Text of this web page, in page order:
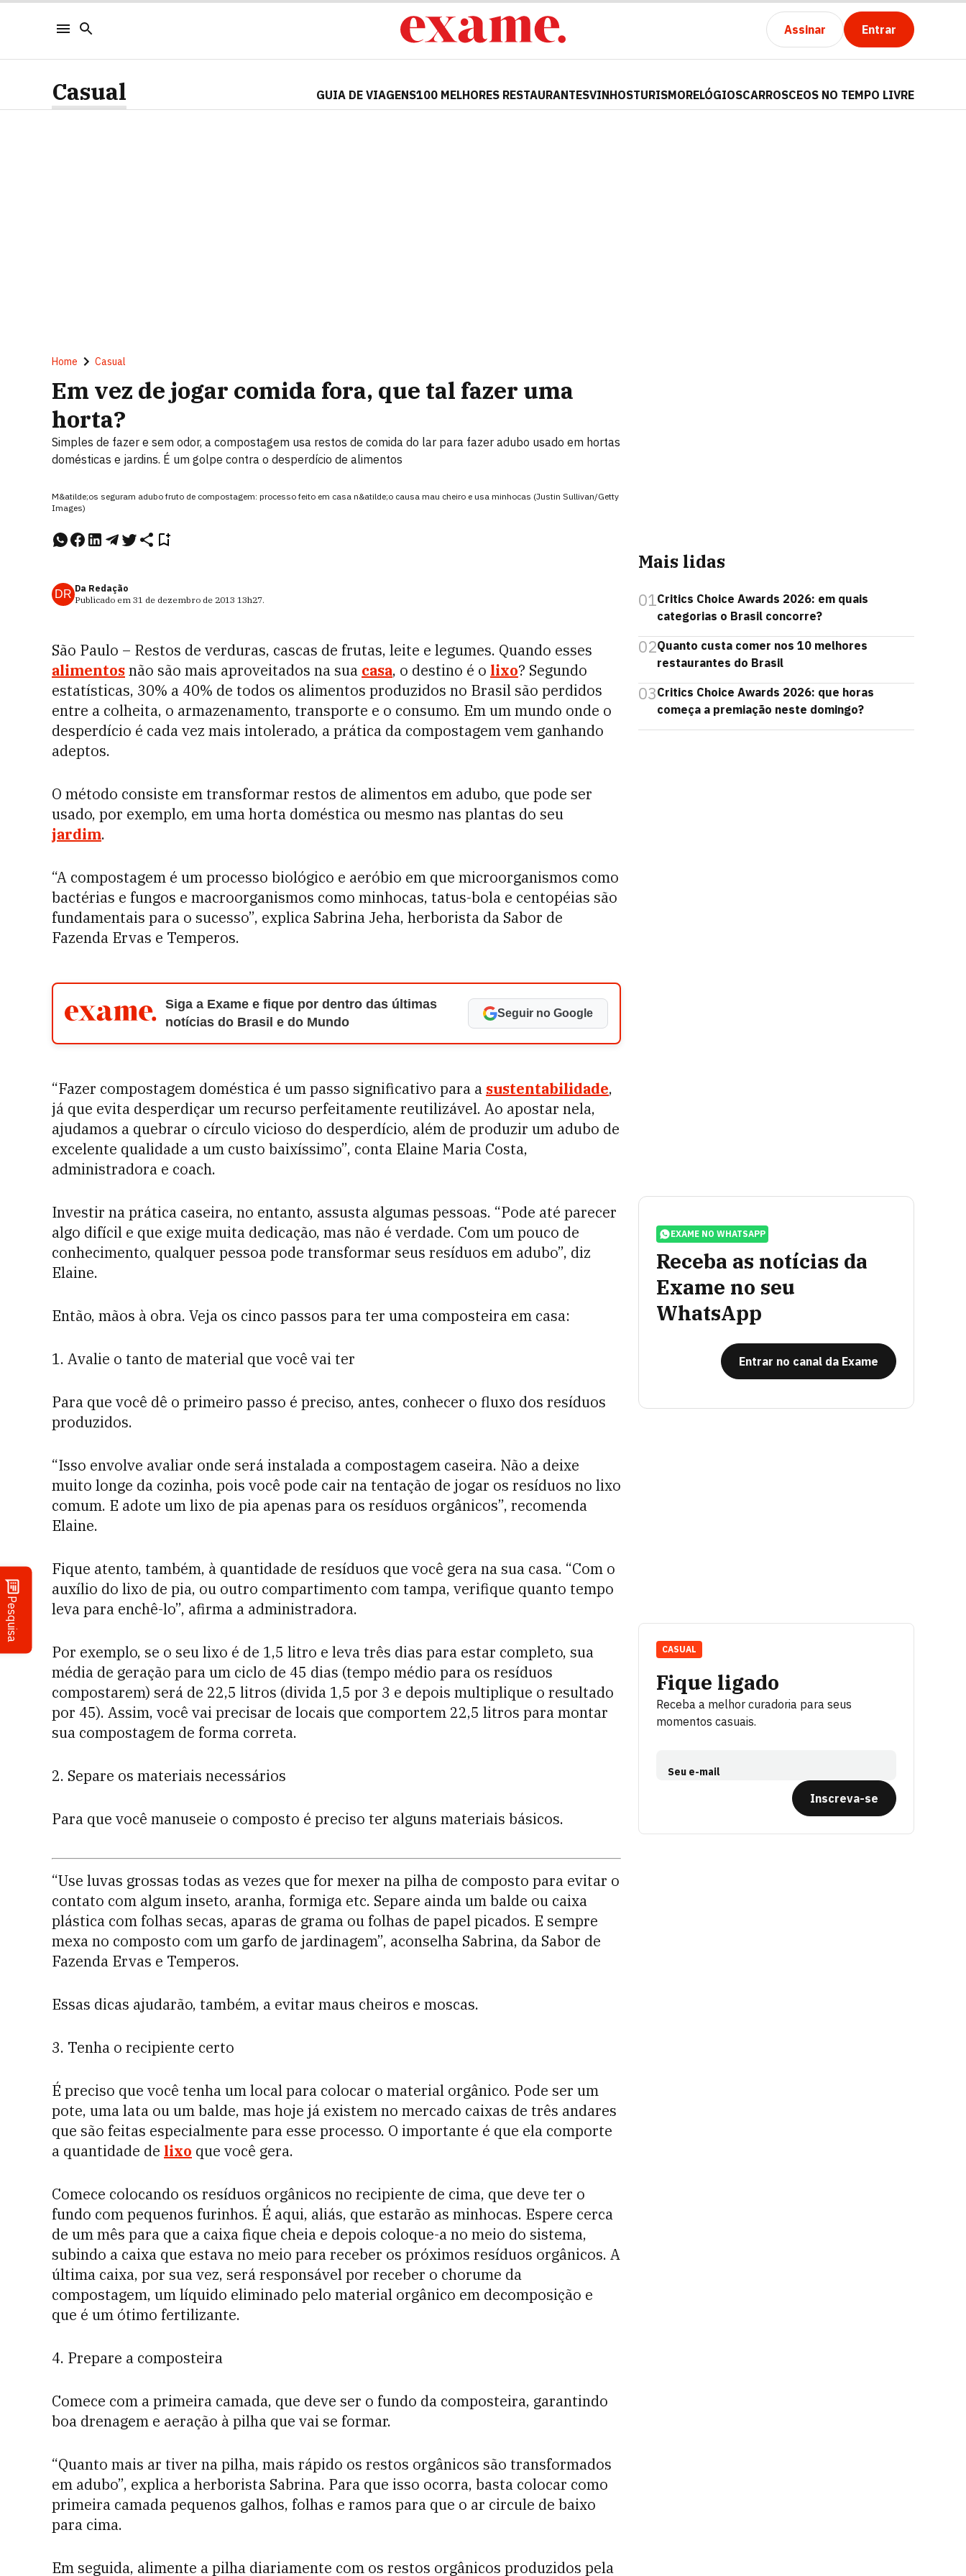
Assinar Entrar
Pesquisa
Casual GUIA DE VIAGENS100 MELHORES RESTAURANTESVINHOSTURISMORELÓGIOSCARROSCEOS NO TEMPO LIVRE
Home Casual
Em vez de jogar comida fora, que tal fazer uma
horta?
Simples de fazer e sem odor, a compostagem usa restos de comida do lar para fazer adubo usado em hortas
domésticas e jardins. É um golpe contra o desperdício de alimentos
M&atilde;os seguram adubo fruto de compostagem: processo feito em casa n&atilde;o causa mau cheiro e usa minhocas (Justin Sullivan/Getty
Images)
DR Da Redação
Publicado em 31 de dezembro de 2013 13h27.
São Paulo – Restos de verduras, cascas de frutas, leite e legumes. Quando esses
alimentosnão são mais aproveitados na sua casa, o destino é o lixo? Segundo
estatísticas, 30% a 40% de todos os alimentos produzidos no Brasil são perdidos
entre a colheita, o armazenamento, transporte e o consumo. Em um mundo onde o
desperdício é cada vez mais intolerado, a prática da compostagem vem ganhando
adeptos.
O método consiste em transformar restos de alimentos em adubo, que pode ser
usado, por exemplo, em uma horta doméstica ou mesmo nas plantas do seu
jardim.
“A compostagem é um processo biológico e aeróbio em que microorganismos como
bactérias e fungos e macroorganismos como minhocas, tatus-bola e centopéias são
fundamentais para o sucesso”, explica Sabrina Jeha, herborista da Sabor de
Fazenda Ervas e Temperos.
Siga a Exame e fique por dentro das últimas
notícias do Brasil e do Mundo
Seguir no Google
“Fazer compostagem doméstica é um passo significativo para a sustentabilidade,
já que evita desperdiçar um recurso perfeitamente reutilizável. Ao apostar nela,
ajudamos a quebrar o círculo vicioso do desperdício, além de produzir um adubo de
excelente qualidade a um custo baixíssimo”, conta Elaine Maria Costa,
administradora e coach.
Investir na prática caseira, no entanto, assusta algumas pessoas. “Pode até parecer
algo difícil e que exige muita dedicação, mas não é verdade. Com um pouco de
conhecimento, qualquer pessoa pode transformar seus resíduos em adubo”, diz
Elaine.
Então, mãos à obra. Veja os cinco passos para ter uma composteira em casa:
1. Avalie o tanto de material que você vai ter
Para que você dê o primeiro passo é preciso, antes, conhecer o fluxo dos resíduos
produzidos.
“Isso envolve avaliar onde será instalada a compostagem caseira. Não a deixe
muito longe da cozinha, pois você pode cair na tentação de jogar os resíduos no lixo
comum. E adote um lixo de pia apenas para os resíduos orgânicos”, recomenda
Elaine.
Fique atento, também, à quantidade de resíduos que você gera na sua casa. “Com o
auxílio do lixo de pia, ou outro compartimento com tampa, verifique quanto tempo
leva para enchê-lo”, afirma a administradora.
Por exemplo, se o seu lixo é de 1,5 litro e leva três dias para estar completo, sua
média de geração para um ciclo de 45 dias (tempo médio para os resíduos
compostarem) será de 22,5 litros (divida 1,5 por 3 e depois multiplique o resultado
por 45). Assim, você vai precisar de locais que comportem 22,5 litros para montar
sua compostagem de forma correta.
2. Separe os materiais necessários
Para que você manuseie o composto é preciso ter alguns materiais básicos.
“Use luvas grossas todas as vezes que for mexer na pilha de composto para evitar o
contato com algum inseto, aranha, formiga etc. Separe ainda um balde ou caixa
plástica com folhas secas, aparas de grama ou folhas de papel picados. E sempre
mexa no composto com um garfo de jardinagem”, aconselha Sabrina, da Sabor de
Fazenda Ervas e Temperos.
Essas dicas ajudarão, também, a evitar maus cheiros e moscas.
3. Tenha o recipiente certo
É preciso que você tenha um local para colocar o material orgânico. Pode ser um
pote, uma lata ou um balde, mas hoje já existem no mercado caixas de três andares
que são feitas especialmente para esse processo. O importante é que ela comporte
a quantidade de lixo que você gera.
Comece colocando os resíduos orgânicos no recipiente de cima, que deve ter o
fundo com pequenos furinhos. É aqui, aliás, que estarão as minhocas. Espere cerca
de um mês para que a caixa fique cheia e depois coloque-a no meio do sistema,
subindo a caixa que estava no meio para receber os próximos resíduos orgânicos. A
última caixa, por sua vez, será responsável por receber o chorume da
compostagem, um líquido eliminado pelo material orgânico em decomposição e
que é um ótimo fertilizante.
4. Prepare a composteira
Comece com a primeira camada, que deve ser o fundo da composteira, garantindo
boa drenagem e aeração à pilha que vai se formar.
“Quanto mais ar tiver na pilha, mais rápido os restos orgânicos são transformados
em adubo”, explica a herborista Sabrina. Para que isso ocorra, basta colocar como
primeira camada pequenos galhos, folhas e ramos para que o ar circule de baixo
para cima.
Em seguida, alimente a pilha diariamente com os restos orgânicos produzidos pela
Mais lidas
01Critics Choice Awards 2026: em quais
categorias o Brasil concorre?
02Quanto custa comer nos 10 melhores
restaurantes do Brasil
03Critics Choice Awards 2026: que horas
começa a premiação neste domingo?
EXAME NO WHATSAPP
Receba as notícias da
Exame no seu
WhatsApp
Entrar no canal da Exame
Fique ligado
Receba a melhor curadoria para seus
momentos casuais.
Seu e-mail
Inscreva-se
CASUAL